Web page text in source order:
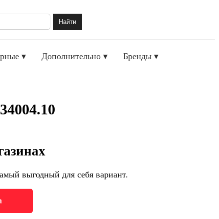
Найти
▾ Дополнительно ▾ Бренды ▾
выгодный для себя вариант.